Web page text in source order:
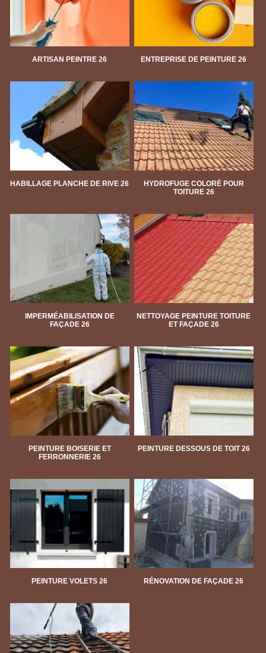
ARTISAN PEINTRE 26 ENTREPRISE DE PEINTURE 26
HABILLAGE PLANCHE DE RIVE 26
HYDROFUGE COLORÉ POUR
TOITURE 26
IMPERMÉABILISATION DE
FAÇADE 26
NETTOYAGE PEINTURE TOITURE
ET FAÇADE 26
PEINTURE BOISERIE ET
FERRONNERIE 26
PEINTURE DESSOUS DE TOIT 26
PEINTURE VOLETS 26 RÉNOVATION DE FAÇADE 26